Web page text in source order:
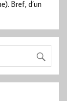
Bref, d’un